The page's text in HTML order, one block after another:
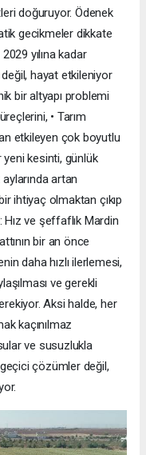
doğuruyor. Ödenek
gecikmeler dikkate
yılına kadar
hayat etkileniyor
bir altyapı problemi
• Tarım
etkileyen çok boyutlu
kesinti, günlük
artan
ihtiyaç olmaktan çıkıp
ve şeffaflık Mardin
bir an önce
daha hızlı ilerlemesi,
ve gerekli
Aksi halde, her
kaçınılmaz
ve susuzlukla
çözümler değil,